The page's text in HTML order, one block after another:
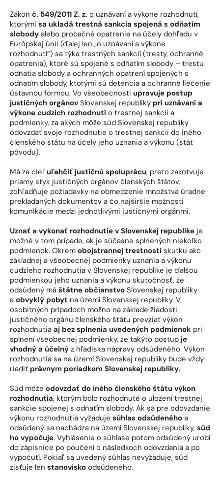
Zákon č. 549/2011 Z. z. o uznávaní a výkone rozhodnutí,
ktorými sa ukladá trestná sankcia spojená s odňatím
slobody alebo probačné opatrenie na účely dohľadu v
Európskej únii (ďalej len „o uznávaní a výkone
rozhodnutí“) sa týka trestných sankcií (tresty, ochranné
opatrenia), ktoré sú spojené s odňatím slobody – trestu
odňatia slobody a ochranných opatrení spojených s
odňatím slobody, ktorými sú detencia a ochranné liečenie
ústavnou formou. Vo všeobecnosti upravuje postup
justičných orgánov Slovenskej republiky pri uznávaní a
výkone cudzích rozhodnutí o trestnej sankcii a
podmienky, za akých môže súd Slovenskej republiky
odovzdať svoje rozhodnutie o trestnej sankcii do iného
členského štátu na účely jeho uznania a výkonu (štát
pôvodu).
Má za cieľ uľahčiť justičnú spoluprácu, preto zakotvuje
priamy styk justičných orgánov členských štátov,
zohľadňuje požiadavky na obmedzenie množstva úradne
prekladaných dokumentov a čo najširšie možnosti
komunikácie medzi jednotlivými justičnými orgánmi.
Uznať a vykonať rozhodnutie v Slovenskej republike je
možné v tom prípade, ak je súčasne splnených niekoľko
podmienok. Okrem obojstrannej trestnosti skutku ako
základnej a všeobecnej podmienky uznania a výkonu
cudzieho rozhodnutia v Slovenskej republike je ďalšou
podmienkou jeho uznania a výkonu skutočnosť, že
odsúdený má štátne občianstvo Slovenskej republiky
a obvyklý pobyt na území Slovenskej republiky. V
osobitných prípadoch možno na základe žiadosti
justičného orgánu členského štátu prevziať výkon
rozhodnutia aj bez splnenia uvedených podmienok pri
splnení všeobecnej podmienky, že takýto postup je
vhodný a účelný z hľadiska nápravy odsúdeného. Výkon
rozhodnutia sa na území Slovenskej republiky bude vždy
riadiť právnym poriadkom Slovenskej republiky.
Súd môže odovzdať do iného členského štátu výkon
rozhodnutia, ktorým bolo rozhodnuté o uložení trestnej
sankcie spojenej s odňatím slobody. Ak sa pre odovzdanie
výkonu rozhodnutia vyžaduje súhlas odsúdeného a
odsúdený sa nachádza na území Slovenskej republiky, súd
ho vypočuje. Vyhlásenie o súhlase potom odsúdený urobí
do zápisnice po poučení o následkoch odovzdania a po
vypočutí. Pokiaľ sa uvedený súhlas nevyžaduje, súd
zisťuje len stanovisko odsúdeného.